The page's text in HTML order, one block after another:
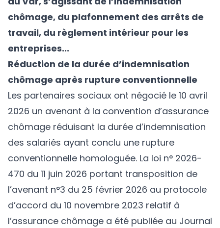
chômage, du plafonnement des arrêts de
travail, du règlement intérieur pour les
entreprises...
Réduction de la durée d’indemnisation
chômage après rupture conventionnelle
Les partenaires sociaux ont négocié le 10 avril
2026 un avenant à la convention d’assurance
chômage réduisant la durée d’indemnisation
des salariés ayant conclu une rupture
conventionnelle homologuée. La loi n° 2026-
470 du 11 juin 2026 portant transposition de
l’avenant n°3 du 25 février 2026 au protocole
d’accord du 10 novembre 2023 relatif à
l’assurance chômage a été publiée au Journal